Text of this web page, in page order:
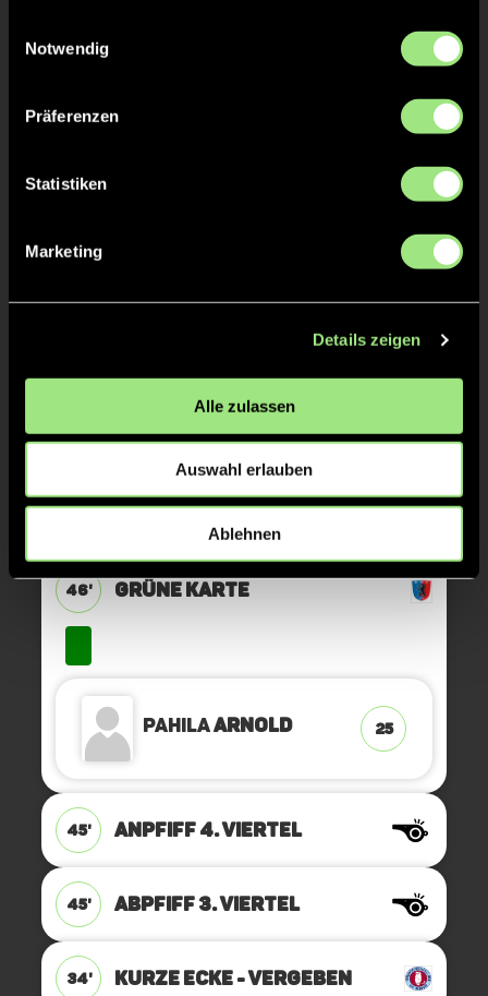
Notwendig
Präferenzen
Statistiken
Marketing
Details zeigen
Alle zulassen
Auswahl erlauben
Ablehnen
52'
52'
15
52' 7M
KURZE ECKE - VERGEBEN
46' GRÜNE KARTE
PahilaArnold 25
45' ANPFIFF 4. Viertel
45' ABPFIFF 3. Viertel
34' KURZE ECKE - VERGEBEN